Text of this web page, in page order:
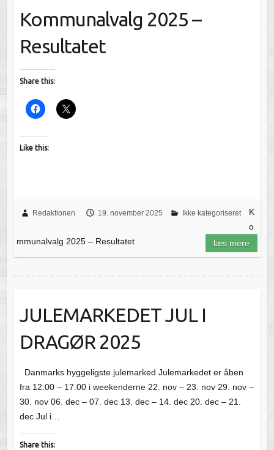
Kommunalvalg 2025 –
Resultatet
Share this:
Like this:
Redaktionen 19. november 2025 Ikke kategoriseret
K
o
mmunalvalg 2025 – Resultatet
læs mere
JULEMARKEDET JUL I
DRAGØR 2025
Danmarks hyggeligste julemarked Julemarkedet er åben
fra 12:00 – 17:00 i weekenderne 22. nov – 23. nov 29. nov –
30. nov 06. dec – 07. dec 13. dec – 14. dec 20. dec – 21.
dec Jul i…
Share this: